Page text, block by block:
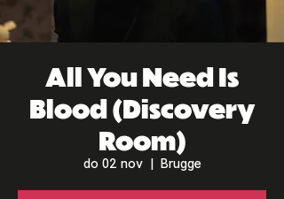
All You Need Is
Blood (Discovery
Room)
do 02 nov
  |
Brugge